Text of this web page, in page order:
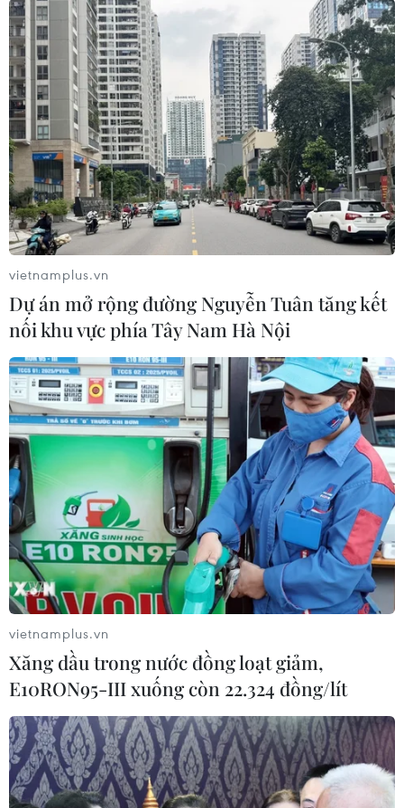
Giá vé đắt nhất cho trận mở màn
của đội tuyển Mỹ gặp Paraguay
lên tới 2.735 USD - thậm chí còn
cao hơn giá vé chung kết World
Cup 2022 - trong khi vé rẻ nhất
cũng đã ở mức 1.120 USD.
(TTXVN/Vietnam+)
#WC 2026-bt #World Cup 2026
#Nắng nóng
#Bức xạ Mặt Trời
#Thời tiết khắc nghiệt Mỹ
Theo dõi VietnamPlus
WORLD CUP 2026
Đình chỉ chức vụ một hiệu trưởng do liên quan
đường dây cá độ bóng đá
vietnamplus.vn
Dự án mở rộng đường Nguyễn Tuân tăng kết
nối khu vực phía Tây Nam Hà Nội
vietnamplus.vn
Xăng dầu trong nước đồng loạt giảm,
E10RON95-III xuống còn 22.324 đồng/lít